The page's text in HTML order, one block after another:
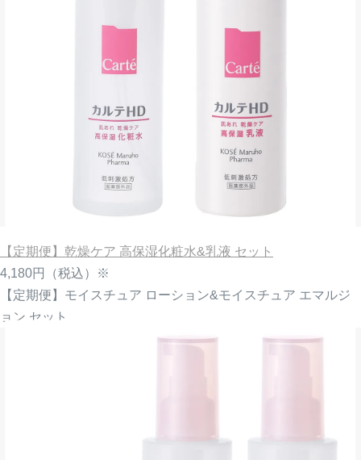
【定期便】乾燥ケア 高保湿化粧水&乳液 セット
4,180円
（税込）※
【定期便】モイスチュア ローション&モイスチュア エマルジ
ョン セット